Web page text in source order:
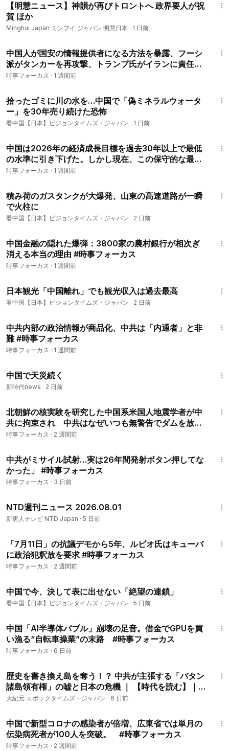
【明慧ニュース】神韻が再びトロントへ 政界要人が祝
賀 ほか
Minghui Japan ミンフイ ジャパン 明慧日本 · 1 日前
中国人が国安の情報提供者になる方法を暴露、フーシ
派がタンカーを再攻撃、トランプ氏がイランに責任追
及へ。米国とサウジアラビアが30年間の原子力協定に
時事フォーカス · 1 週間前
拾ったゴミに川の水を…中国で「偽ミネラルウォータ
ー」を30年売り続けた恐怖
看中国【日本】ビジョンタイムズ・ジャパン · 1 日前
中国は2026年の経済成長目標を過去30年以上で最低
の水準に引き下げた。しかし現在、この保守的な最低
ラインすら守り切れない恐れが出ている。 #時事フォ
時事フォーカス · 1 週間前
積み荷のガスタンクが大爆発、山東の高速道路が一瞬
で火柱に
看中国【日本】ビジョンタイムズ・ジャパン · 2 日前
中国金融の隠れた爆弾：3800家の農村銀行が相次ぎ
消える本当の理由 #時事フォーカス
時事フォーカス · 1 週間前
日本観光「中国離れ」でも観光収入は過去最高
看中国【日本】ビジョンタイムズ・ジャパン · 2 日前
中共内部の政治情報が商品化、中共は「内通者」と非
難 #時事フォーカス
時事フォーカス · 1 週間前
中国で天災続く
新時代news · 2 日前
北朝鮮の核実験を研究した中国系米国人地震学者が中
共に拘束され 中共はなぜいつも無警告でダムを放流
するのか？専門家が背後にある制度の闇を暴露。 #
時事フォーカス · 2 週間前
中共がミサイル試射…実は26年間発射ボタン押してな
かった」 #時事フォーカス
時事フォーカス · 3 日前
NTD週刊ニュース 2026.08.01
新唐人テレビ NTD Japan · 5 日前
「7月11日」の抗議デモから5年、ルビオ氏はキューバ
に政治犯釈放を要求 #時事フォーカス
時事フォーカス · 2 週間前
中国で今、決して表に出せない「絶望の連鎖」
看中国【日本】ビジョンタイムズ・ジャパン · 5 日前
中国「AI半導体バブル」崩壊の足音。借金でGPUを買
い漁る“自転車操業”の末路 #時事フォーカス
時事フォーカス · 6 日前
歴史を書き換え島を奪う！？ 中共が主張する「バタン
諸島領有権」の嘘と日本の危機 ｜ 【時代を読む】｜
Teaser
大紀元 エポックタイムズ・ジャパン · 6 日前
中国で新型コロナの感染者が倍増、広東省では単月の
伝染病死者が100人を突破。 #時事フォーカス
時事フォーカス · 2 週間前